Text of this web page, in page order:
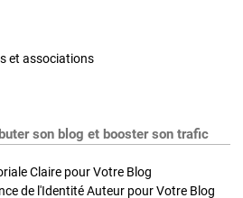
et associations
son blog et booster son trafic
Claire pour Votre Blog
de l'Identité Auteur pour Votre Blog